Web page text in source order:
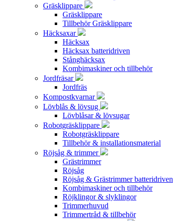
Gräsklippare
Gräsklippare
Tillbehör Gräsklippare
Häcksaxar
Häcksax
Häcksax batteridriven
Stånghäcksax
Kombimaskiner och tillbehör
Jordfräsar
Jordfräs
Kompostkvarnar
Lövblås & lövsug
Lövblåsar & lövsugar
Robotgräsklippare
Robotgräsklippare
Tillbehör & installationsmaterial
Röjsåg & trimmer
Grästrimmer
Röjsåg
Röjsåg & Grästrimmer batteridriven
Kombimaskiner och tillbehör
Röjklingor & slyklingor
Trimmerhuvud
Trimmertråd & tillbehör